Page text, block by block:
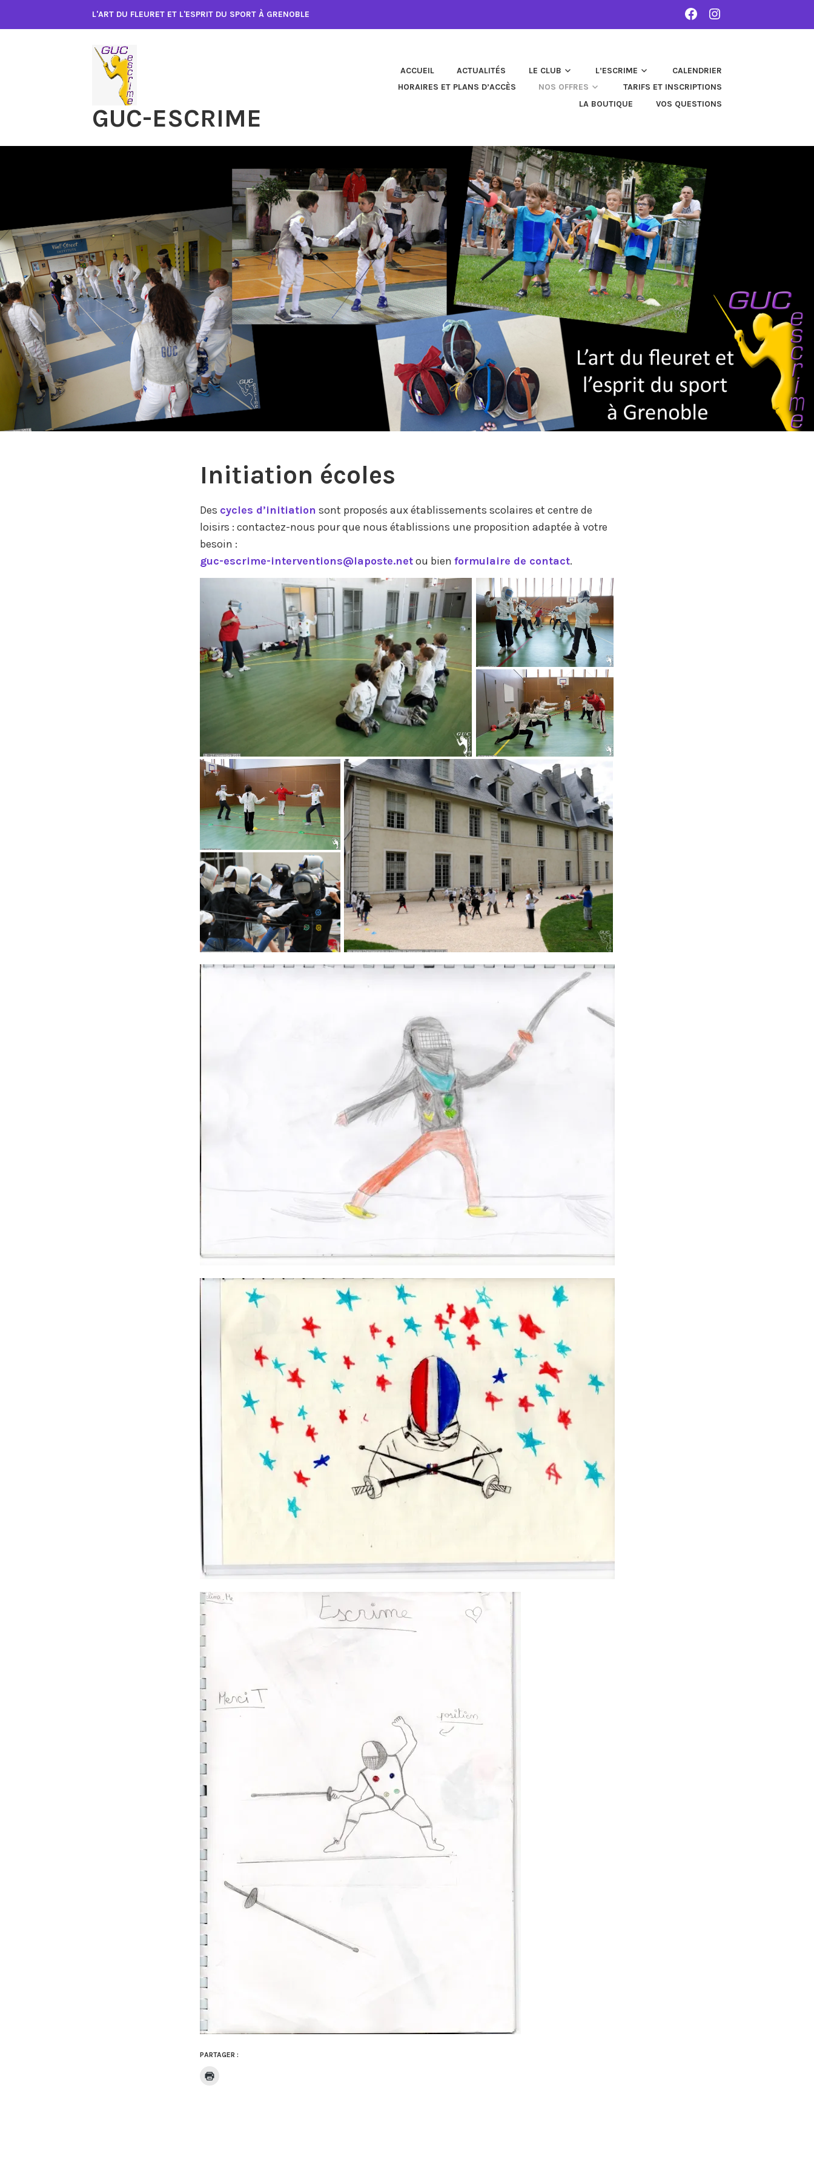
L'ART DU FLEURET ET L'ESPRIT DU SPORT À GRENOBLE FACEBOOKINSTAGRAM
GUC-ESCRIME
ACCUEIL ACTUALITÉS LE CLUB L’ESCRIME
CALENDRIER
HORAIRES ET PLANS D’ACCÈS
NOS OFFRES
TARIFS ET INSCRIPTIONS
LA BOUTIQUE
VOS QUESTIONS
Initiation écoles
Des cycles d’initiation sont proposés aux établissements scolaires et centre de
loisirs : contactez-nous pour que nous établissions une proposition adaptée à votre
besoin :
guc-escrime-interventions@laposte.netou bien formulaire de contact.
PARTAGER :